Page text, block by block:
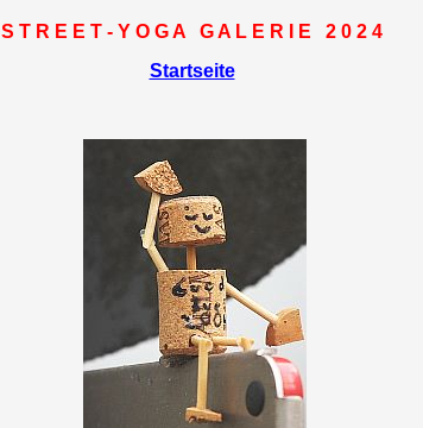
S T R E E T - Y O G A G A L E R I E 2 0 2 4
Startseite